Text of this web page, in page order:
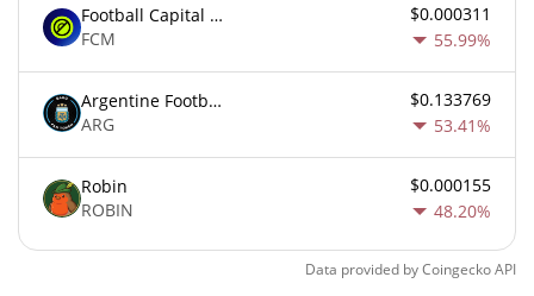
Football Capital Markets
FCM
$0.000311
55.99%
Argentine Football Association Fan Token
ARG
$0.133769
53.41%
Robin
ROBIN
$0.000155
48.20%
Data provided byCoingeckoAPI